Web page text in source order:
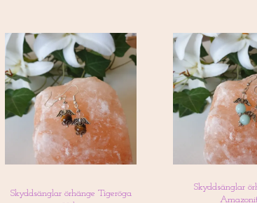
Skyddsänglar örhänge Tigeröga
Skyddsänglar